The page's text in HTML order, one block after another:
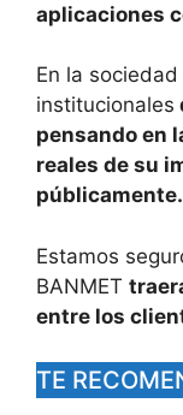
aplicaciones
En la
institucionales
pensando en
reales de su
públicamente.
Estamos
BANMET
entre los
TE